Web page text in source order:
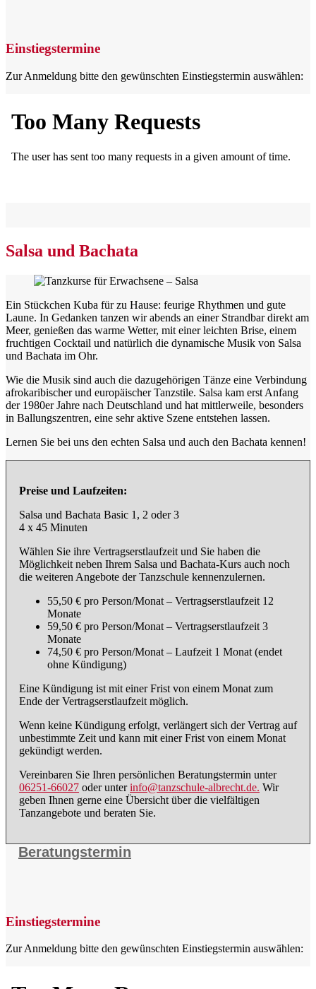
Einstiegstermine
Zur Anmeldung bitte den gewünschten Einstiegstermin auswählen:
Salsa und Bachata
Ein Stückchen Kuba für zu Hause: feurige Rhyth­men und gute
Laune. In Gedanken tanzen wir abends an einer Strandbar direkt am
Meer, genießen das warme Wetter, mit einer leichten Brise, einem
fruchtigen Cocktail und natürlich die dynamische Musik von Salsa
und Bachata im Ohr.
Wie die Musik sind auch die dazugehörigen Tänze eine Verbindung
afrokaribischer und europäischer Tanzstile. Salsa kam erst Anfang
der 1980er Jahre nach Deutschland und hat mittlerweile, besonders
in Ballungszentren, eine sehr aktive Szene entstehen lassen.
Lernen Sie bei uns den echten Salsa und auch den Bachata kennen!
Preise und Laufzeiten:
Salsa und Bachata Basic 1, 2 oder 3
4 x 45 Minuten
Wählen Sie ihre Vertragserstlaufzeit und Sie haben die
Möglichkeit neben Ihrem Salsa und Bachata-Kurs auch noch
die weiteren Angebote der Tanzschule kennenzulernen.
55,50 € pro Person/Monat – Vertragserstlaufzeit 12
Monate
59,50 € pro Person/Monat – Vertragserstlaufzeit 3
Monate
74,50 € pro Person/Monat – Laufzeit 1 Monat (endet
ohne Kündigung)
Eine Kündigung ist mit einer Frist von einem Monat zum
Ende der Vertragserstlaufzeit möglich.
Wenn keine Kündigung erfolgt, verlängert sich der Vertrag auf
unbestimmte Zeit und kann mit einer Frist von einem Monat
gekündigt werden.
Vereinbaren Sie Ihren persönlichen Beratungstermin unter
06251-66027 oder unterinfo@tanzschule-albrecht.de. Wir
geben Ihnen gerne eine Übersicht über die vielfältigen
Tanzangebote und beraten Sie.
Beratungstermin
Einstiegstermine
Zur Anmeldung bitte den gewünschten Einstiegstermin auswählen: